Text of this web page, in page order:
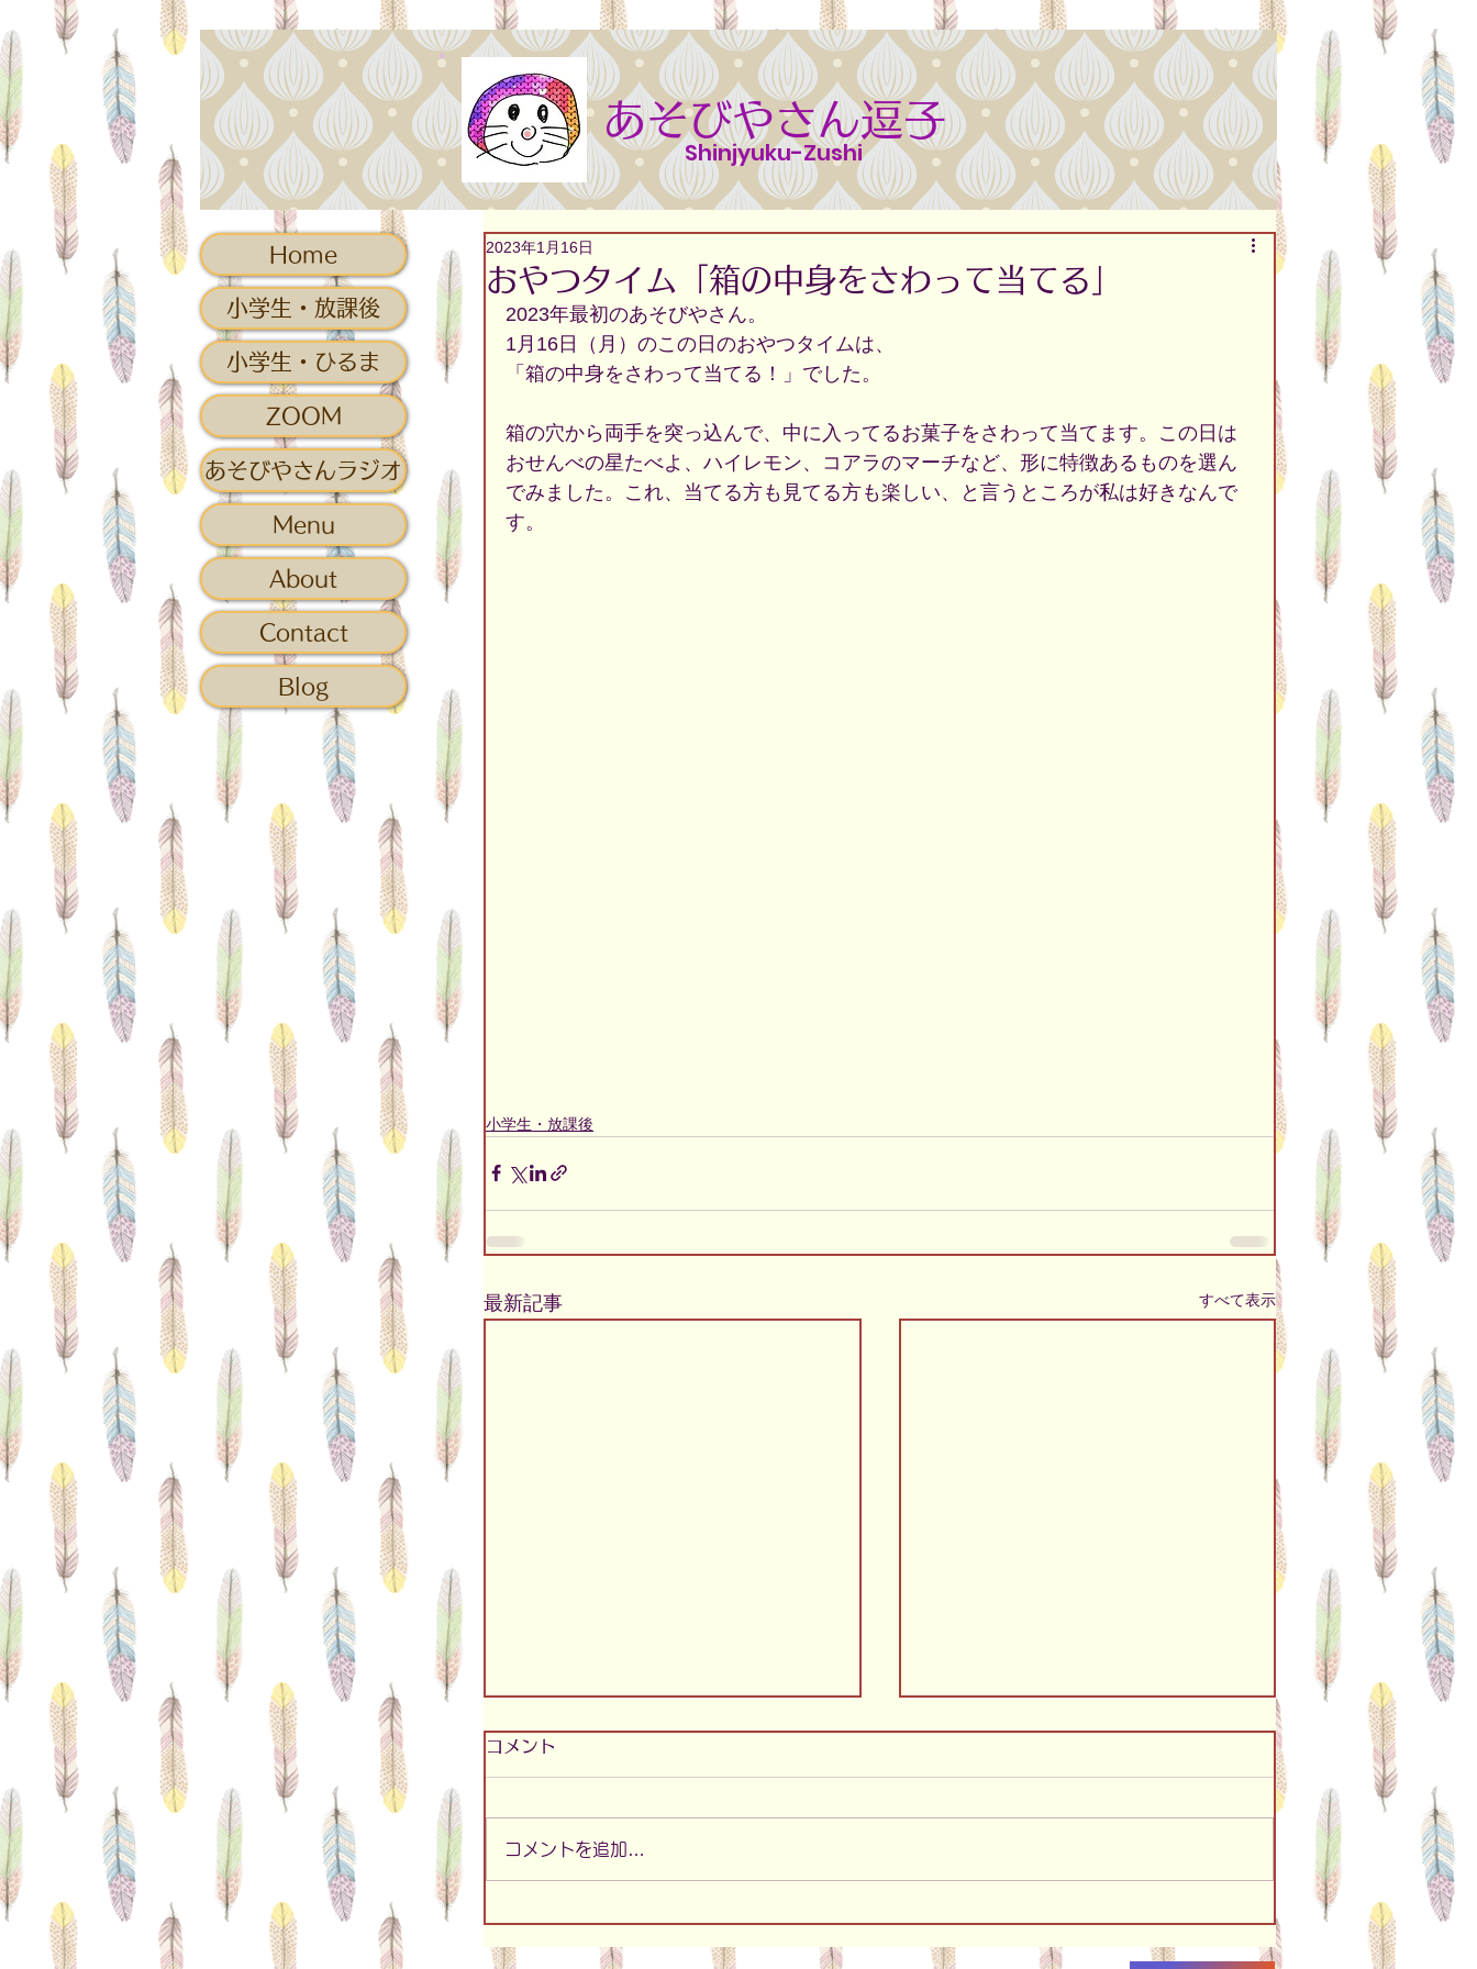
あそびやさん逗子
Shinjyuku-Zushi
Home
小学生・放課後
小学生・ひるま
ZOOM
あそびやさんラジオ
Menu
About
Contact
Blog
おやつタイム「箱の中身をさわって当てる」
2023年1月16日
2023年最初のあそびやさん。
1月16日（月）のこの日のおやつタイムは、
「箱の中身をさわって当てる！」でした。
箱の穴から両手を突っ込んで、中に入ってるお菓子をさわって当てます。この日は
おせんべの星たべよ、ハイレモン、コアラのマーチなど、形に特徴あるものを選ん
でみました。これ、当てる方も見てる方も楽しい、と言うところが私は好きなんで
す。
小学生・放課後
最新記事 すべて表示
ドリームキャッチャー
コメント
コメントを追加…